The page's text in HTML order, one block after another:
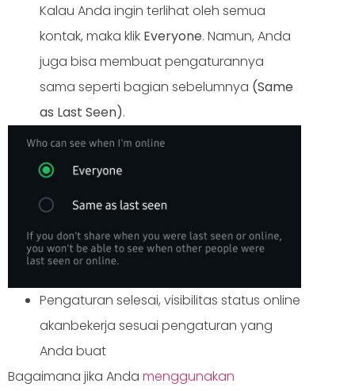
Kalau Anda ingin terlihat oleh semua
kontak, maka klik Everyone. Namun, Anda
juga bisa membuat pengaturannya
sama seperti bagian sebelumnya (Same
as Last Seen).
Pengaturan selesai, visibilitas status online
akanbekerja sesuai pengaturan yang
Anda buat
Bagaimana jika Anda menggunakan